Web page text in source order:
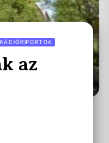
az
Rady